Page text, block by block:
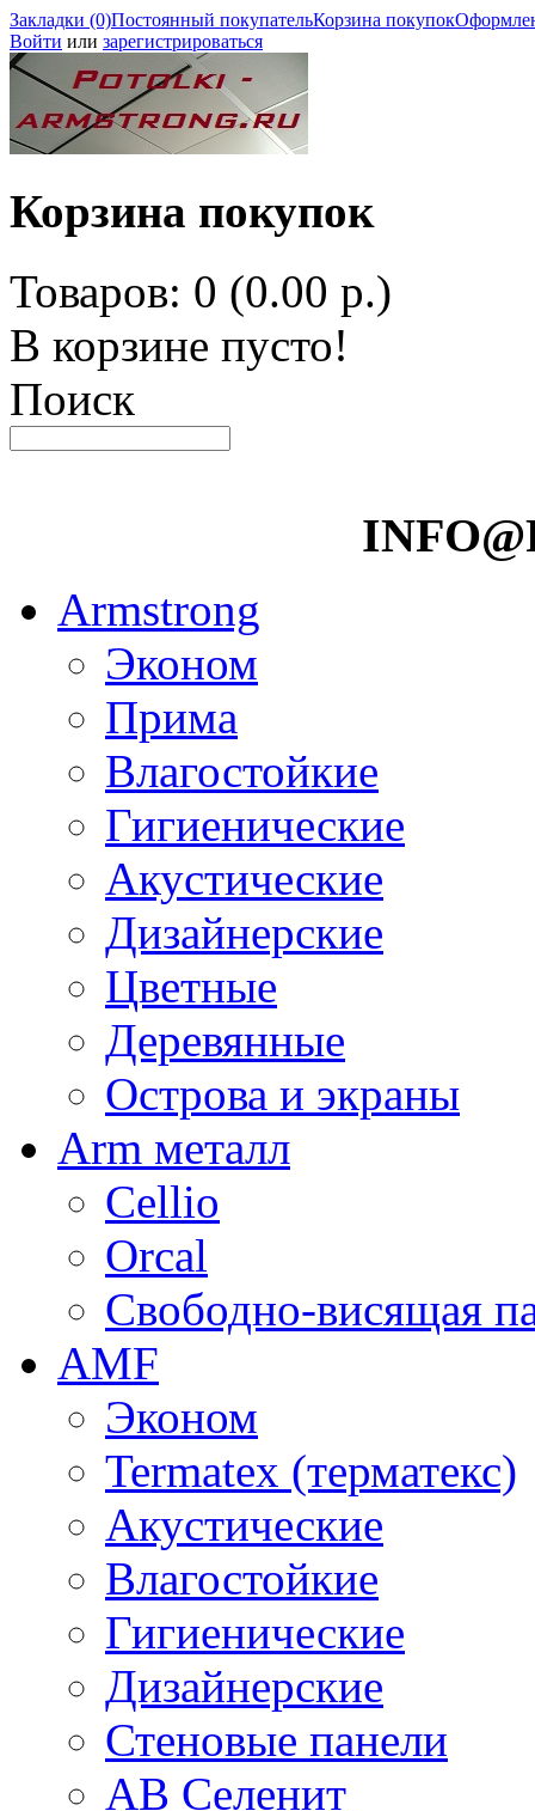
Закладки (0)Постоянный покупательКорзина покупок
Войти или зарегистрироваться
Корзина покупок
Товаров: 0 (0.00 р.)
В корзине пусто!
Поиск
Armstrong
Эконом
Прима
Влагостойкие
Гигиенические
Акустические
Дизайнерские
Цветные
Деревянные
Острова и экраны
Arm металл
Cellio
Orcal
Свободно-висящая
AMF
Эконом
Termatex (терматекс)
Акустические
Влагостойкие
Гигиенические
Дизайнерские
Стеновые панели
AB Селенит